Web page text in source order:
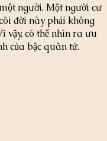
người. Một người cư
đời này phải không
vậy, có thể nhìn ra ưu
của bậc quân tử.